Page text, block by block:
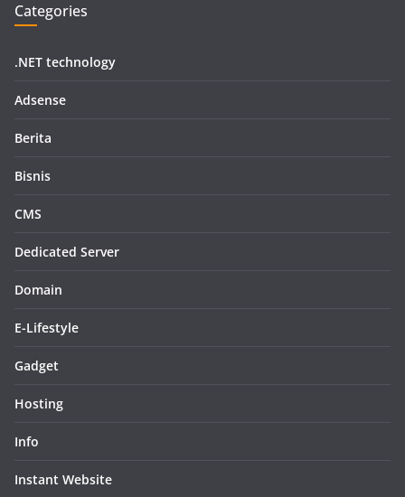
Categories
.NET technology
Adsense
Berita
Bisnis
CMS
Dedicated Server
Domain
E-Lifestyle
Gadget
Hosting
Info
Instant Website